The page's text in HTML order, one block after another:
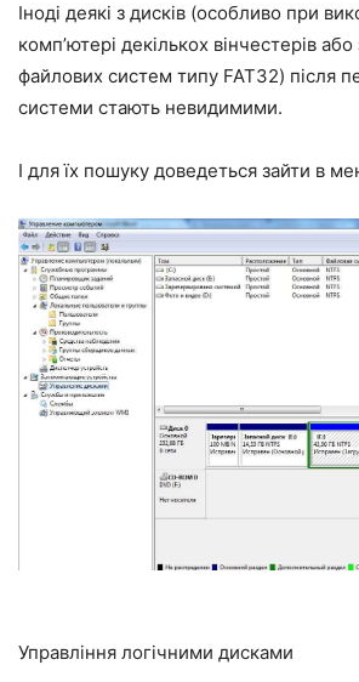
Іноді деякі з дисків (особливо при
комп’ютері декількох вінчестерів або
файлових систем типу FAT32) після
системи стають невидимими.
І для їх пошуку доведеться зайти в
Управління логічними дисками